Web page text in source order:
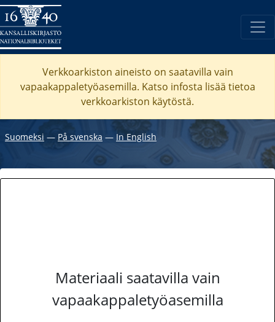
Verkkoarkiston aineisto on saatavilla vain
vapaakappaletyöasemilla. Katso infosta lisää tietoa
verkkoarkiston käytöstä.
Suomeksi ― På svenska ― In English
Materiaali saatavilla vain
vapaakappaletyöasemilla